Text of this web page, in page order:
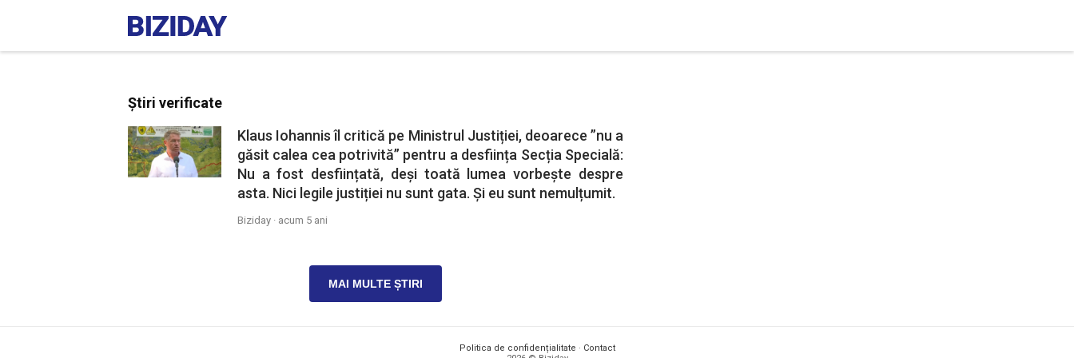
Știri verificate
Klaus Iohannis îl critică pe Ministrul Justiției, deoarece ”nu a
găsit calea cea potrivită” pentru a desființa Secția Specială:
Nu a fost desființată, deși toată lumea vorbește despre
asta. Nici legile justiției nu sunt gata. Și eu sunt nemulțumit.
Biziday · acum 5 ani
MAI MULTE ȘTIRI
Politica de confidențialitate · Contact